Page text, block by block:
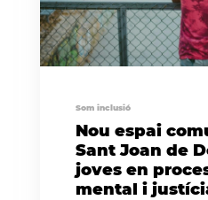
Som inclusió
Nou espai
Sant Joan de
joves en
mental i